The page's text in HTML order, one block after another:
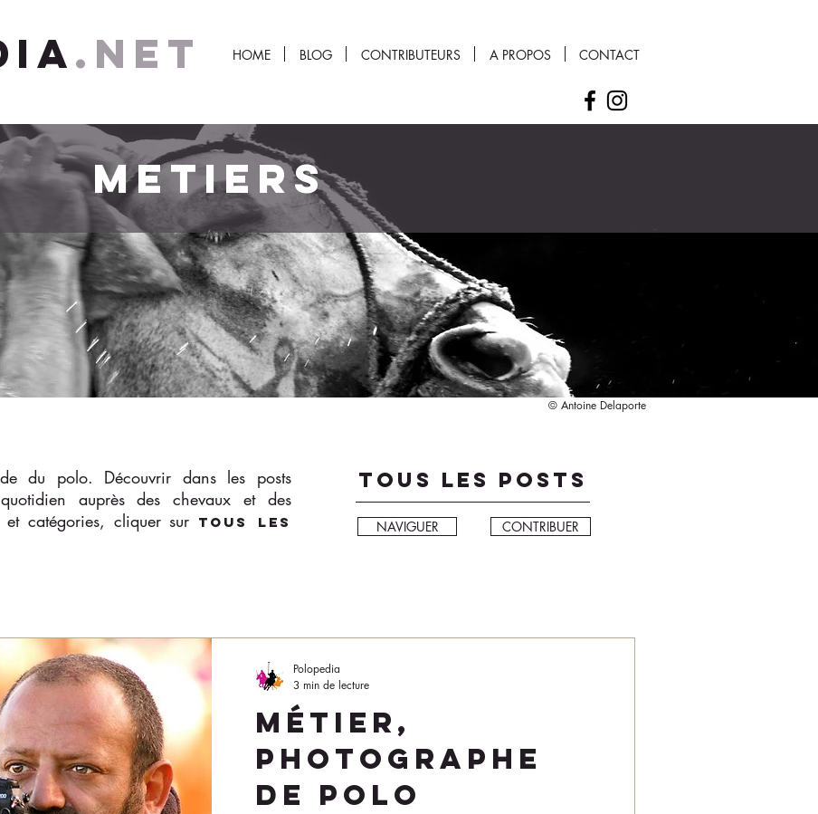
.NET HOME BLOG CONTRIBUTEURS A PROPOS CONTACT
METIERS
© Antoine Delaporte
du polo. Découvrir dans les posts
auprès des chevaux et des
et catégories, cliquer sur TOUS LES
TOUS LES POSTS
NAVIGUER CONTRIBUER
Métier,
Photographe
de polo
Polopedia
3 min de lecture